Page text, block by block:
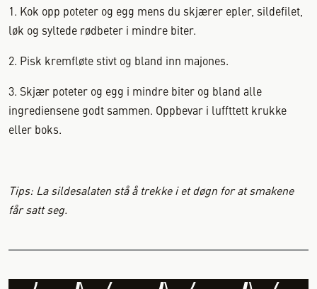
1. Kok opp poteter og egg mens du skjærer epler, sildefilet,
løk og syltede rødbeter i mindre biter.
2. Pisk kremfløte stivt og bland inn majones.
3. Skjær poteter og egg i mindre biter og bland alle
ingrediensene godt sammen. Oppbevar i luffttett krukke
eller boks.
Tips: La sildesalaten stå å trekke i et døgn for at smakene
får satt seg.